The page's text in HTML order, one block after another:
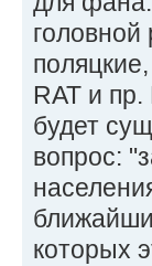
головной
RAT и
будет
вопрос:
которых